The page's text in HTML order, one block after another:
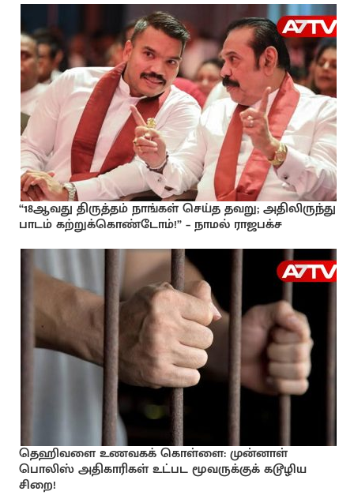
“18ஆவது திருத்தம் நாங்கள் செய்த தவறு; அதிலிருந்து
பாடம் கற்றுக்கொண்டோம்!” – நாமல் ராஜபக்ச
தெஹிவளை உணவகக் கொள்ளை: முன்னாள்
பொலிஸ் அதிகாரிகள் உட்பட மூவருக்குக் கடூழிய
சிறை!